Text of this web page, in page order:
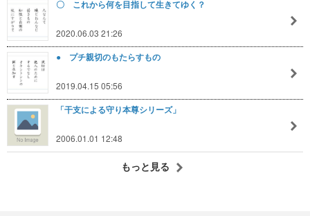
〇 これから何を目指して生きてゆく？
2020.06.03 21:26
● プチ親切のもたらすもの
2019.04.15 05:56
「干支による守り本尊シリーズ」
2006.01.01 12:48
もっと見る